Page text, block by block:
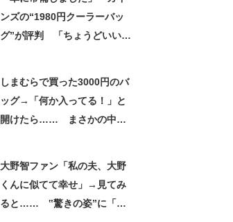
ンズの“1980円クーラーバッ
グ”が評判 「ちょうどいい大
しまむらで買った3000円のバ
ッグ→「何か入ってる！」と
開けたら…… まさかの中身
大野智ファン「私の夫、大野
くんに似てて幸せ」→見てみ
ると…… ‟驚きの姿”に「最